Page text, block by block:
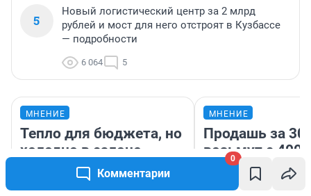
Комментарии
0
5
Новый логистический центр за 2 млрд
рублей и мост для него отстроят в Кузбассе
— подробности
6 064 5
МНЕНИЕ
Тепло для бюджета, но
холодно в салоне
зимой. Водитель 13 лет
ездит на электрокаре:
МНЕНИЕ
Продашь за
возьмут с
нам готовит
налоговый